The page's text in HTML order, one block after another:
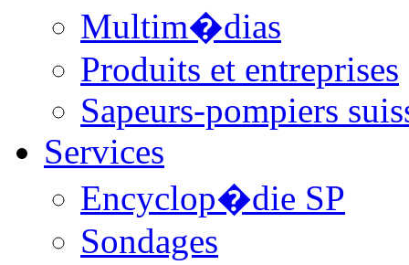
Multim�dias
Produits et entreprises
Sapeurs-pompiers
Services
Encyclop�die SP
Sondages